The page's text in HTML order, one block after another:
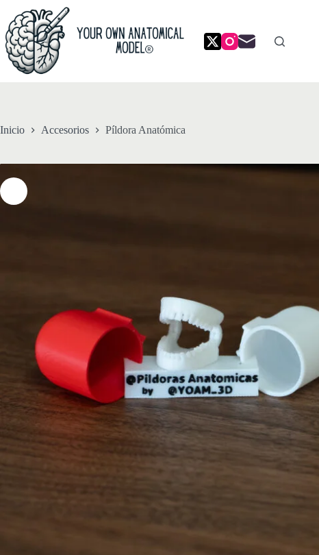
contenido
Inicio Accesorios Píldora Anatómica